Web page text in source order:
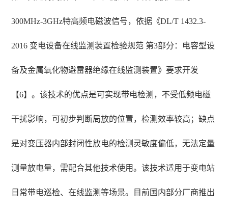
300MHz-3GHz特高频电磁波信号，依据《DL/T 1432.3-
2016 变电设备在线监测装置检验规范 第3部分：电容型设
备及金属氧化物避雷器绝缘在线监测装置》要求开发
【6】。该技术的优点是可实现带电检测，不受低频电磁
干扰影响，可初步判断局放的位置，检测效率较高；缺点
是对变压器内部封闭性放电的检测灵敏度偏低，无法定量
测量放电量，需配合其他技术使用。该技术适用于变电站
日常带电巡检、在线监测等场景。目前国内部分厂商推出